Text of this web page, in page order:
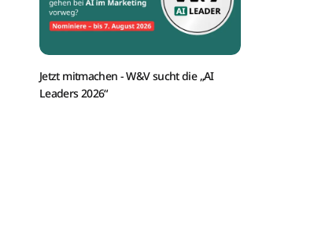
Jetzt mitmachen -W&V sucht die „AI
Leaders 2026“